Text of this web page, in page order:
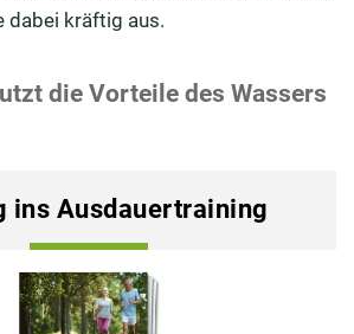
dabei kräftig aus.
die Vorteile des Wassers